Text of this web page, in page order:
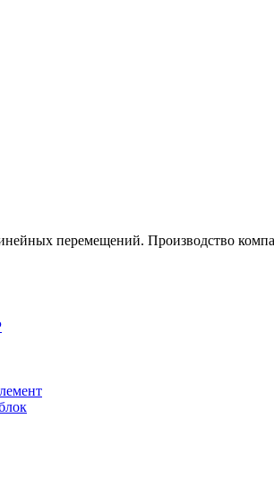
перемещений. Производство